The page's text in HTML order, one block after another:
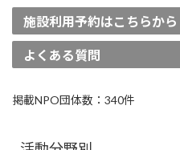
施設利用予約はこちらから
よくある質問
掲載NPO団体数：340件